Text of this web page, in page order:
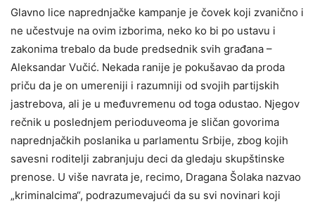
Glavno lice naprednjačke kampanje je čovek koji zvanično i
ne učestvuje na ovim izborima, neko ko bi po ustavu i
zakonima trebalo da bude predsednik svih građana –
Aleksandar Vučić. Nekada ranije je pokušavao da proda
priču da je on umereniji i razumniji od svojih partijskih
jastrebova, ali je u međuvremenu od toga odustao. Njegov
rečnik u poslednjem perioduveoma je sličan govorima
naprednjačkih poslanika u parlamentu Srbije, zbog kojih
savesni roditelji zabranjuju deci da gledaju skupštinske
prenose. U više navrata je, recimo, Dragana Šolaka nazvao
„kriminalcima“, podrazumevajući da su svi novinari koji